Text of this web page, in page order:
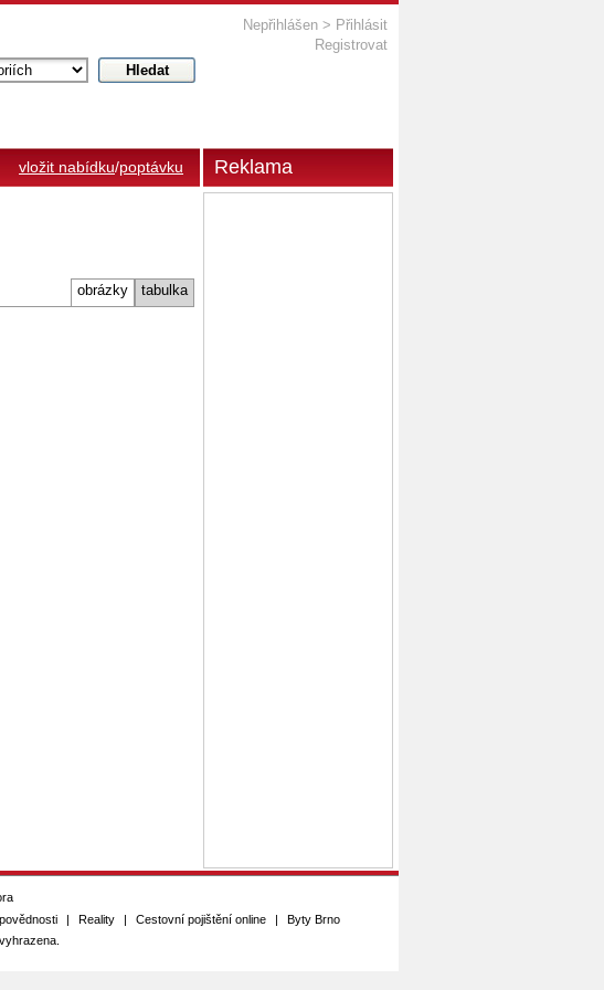
Nepřihlášen > Přihlásit
Registrovat
vložit nabídku/poptávku
tabulka
obrázky
Reklama
| Reality | Cestovní pojištění online |
Byty Brno